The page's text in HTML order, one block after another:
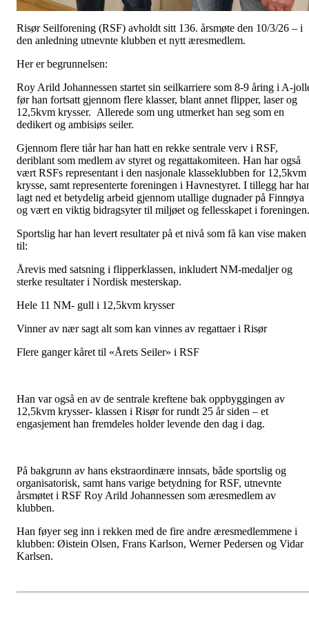
Risør Seilforening (RSF) avholdt sitt 136. årsmøte den 10/3/26 – i
den anledning utnevnte klubben et nytt æresmedlem.
Her er begrunnelsen:
Roy Arild Johannessen startet sin seilkarriere som 8-9 åring i A-
før han fortsatt gjennom flere klasser, blant annet flipper, laser og
12,5kvm krysser. Allerede som ung utmerket han seg som en
dedikert og ambisiøs seiler.
Gjennom flere tiår har han hatt en rekke sentrale verv i RSF,
deriblant som medlem av styret og regattakomiteen. Han har også
vært RSFs representant i den nasjonale klasseklubben for 12,5kvm
krysse, samt representerte foreningen i Havnestyret. I tillegg har
lagt ned et betydelig arbeid gjennom utallige dugnader på Finnøya
og vært en viktig bidragsyter til miljøet og fellesskapet i foreningen.
Sportslig har han levert resultater på et nivå som få kan vise maken
til:
Årevis med satsning i flipperklassen, inkludert NM-medaljer og
sterke resultater i Nordisk mesterskap.
Hele 11 NM- gull i 12,5kvm krysser
Vinner av nær sagt alt som kan vinnes av regattaer i Risør
Flere ganger kåret til «Årets Seiler» i RSF
Han var også en av de sentrale kreftene bak oppbyggingen av
12,5kvm krysser- klassen i Risør for rundt 25 år siden – et
engasjement han fremdeles holder levende den dag i dag.
På bakgrunn av hans ekstraordinære innsats, både sportslig og
organisatorisk, samt hans varige betydning for RSF, utnevnte
årsmøtet i RSF Roy Arild Johannessen som æresmedlem av
klubben.
Han føyer seg inn i rekken med de fire andre æresmedlemmene i
klubben: Øistein Olsen, Frans Karlson, Werner Pedersen og Vidar
Karlsen.